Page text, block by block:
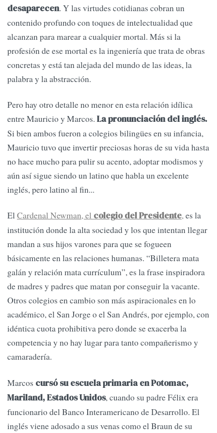
desaparecen. Y las virtudes cotidianas cobran un
contenido profundo con toques de intelectualidad que
alcanzan para marear a cualquier mortal. Más si la
profesión de ese mortal es la ingeniería que trata de obras
concretas y está tan alejada del mundo de las ideas, la
palabra y la abstracción.
Pero hay otro detalle no menor en esta relación idílica
entre Mauricio y Marcos. La pronunciación del inglés.
Si bien ambos fueron a colegios bilingües en su infancia,
Mauricio tuvo que invertir preciosas horas de su vida hasta
no hace mucho para pulir su acento, adoptar modismos y
aún así sigue siendo un latino que habla un excelente
inglés, pero latino al fin...
ElCardenal Newman, el colegio del Presidente,es la
institución donde la alta sociedad y los que intentan llegar
mandan a sus hijos varones para que se fogueen
básicamente en las relaciones humanas. “Billetera mata
galán y relación mata currículum”, es la frase inspiradora
de madres y padres que matan por conseguir la vacante.
Otros colegios en cambio son más aspiracionales en lo
académico, el San Jorge o el San Andrés, por ejemplo, con
idéntica cuota prohibitiva pero donde se exacerba la
competencia y no hay lugar para tanto compañerismo y
camaradería.
Marcos cursó su escuela primaria en Potomac,
Mariland, Estados Unidos, cuando su padre Félix era
funcionario del Banco Interamericano de Desarrollo. El
inglés viene adosado a sus venas como el Braun de su